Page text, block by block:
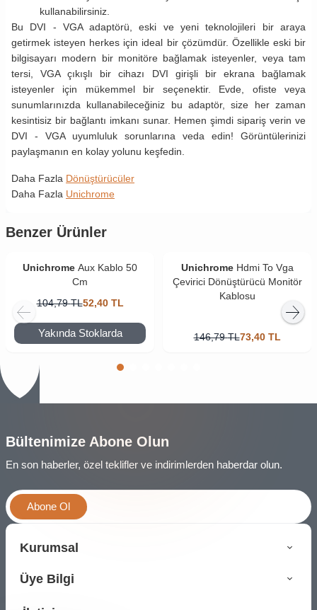
kullanabilirsiniz.
Bu DVI - VGA adaptörü, eski ve yeni teknolojileri bir araya
getirmek isteyen herkes için ideal bir çözümdür. Özellikle eski bir
bilgisayarı modern bir monitöre bağlamak isteyenler, veya tam
tersi, VGA çıkışlı bir cihazı DVI girişli bir ekrana bağlamak
isteyenler için mükemmel bir seçenektir. Evde, ofiste veya
sunumlarınızda kullanabileceğiniz bu adaptör, size her zaman
kesintisiz bir bağlantı imkanı sunar. Hemen şimdi sipariş verin ve
DVI - VGA uyumluluk sorunlarına veda edin! Görüntülerinizi
paylaşmanın en kolay yolunu keşfedin.
Daha Fazla Dönüştürücüler
Daha Fazla Unichrome
Benzer Ürünler
Unichrome Aux Kablo 50
Cm
104,79 TL52,40 TL
Yakında Stoklarda
Unichrome Hdmi To Vga
Çevirici Dönüştürücü Monitör
Kablosu
146,79 TL73,40 TL
Bültenimize Abone Olun
En son haberler, özel teklifler ve indirimlerden haberdar olun.
Abone Ol
Kurumsal
Üye Bilgi